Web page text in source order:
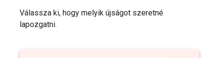
Válassza ki, hogy melyik újságot szeretné
lapozgatni.